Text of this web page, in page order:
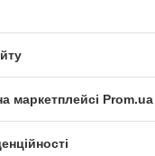
маркетплейсі Prom.ua